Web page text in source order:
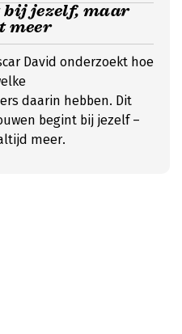
bij jezelf, maar
meer
David onderzoekt hoe
daarin hebben. Dit
begint bij jezelf –
meer.